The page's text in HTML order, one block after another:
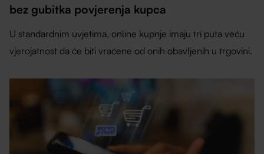
bez gubitka povjerenja kupca
U standardnim uvjetima, online kupnje imaju tri puta veću
vjerojatnost da će biti vraćene od onih obavljenih u trgovini.